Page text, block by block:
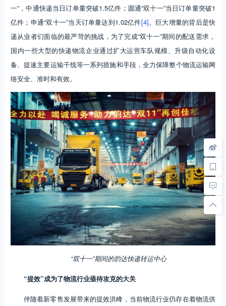
一”，中通快递当日订单量突破1.5亿件；圆通“双十一”当日订单量突破1
亿件；申通“双十一”当天订单量达到1.02亿件[4]。巨大增量的背后是快
递从业者们面临的最严苛的挑战，为了完成“双十一”期间的配送需求，
国内一些大型的快递物流企业通过扩大运营车队规模、升级自动化设
备、提速主要运输干线等一系列措施和手段，全力保障整个物流运输网
络安全、准时和有效。
“双十一”期间的韵达快递转运中心
“提效”成为了物流行业亟待攻克的大关
伴随着新零售发展带来的提效洪峰，当前物流行业仍存在着物流供